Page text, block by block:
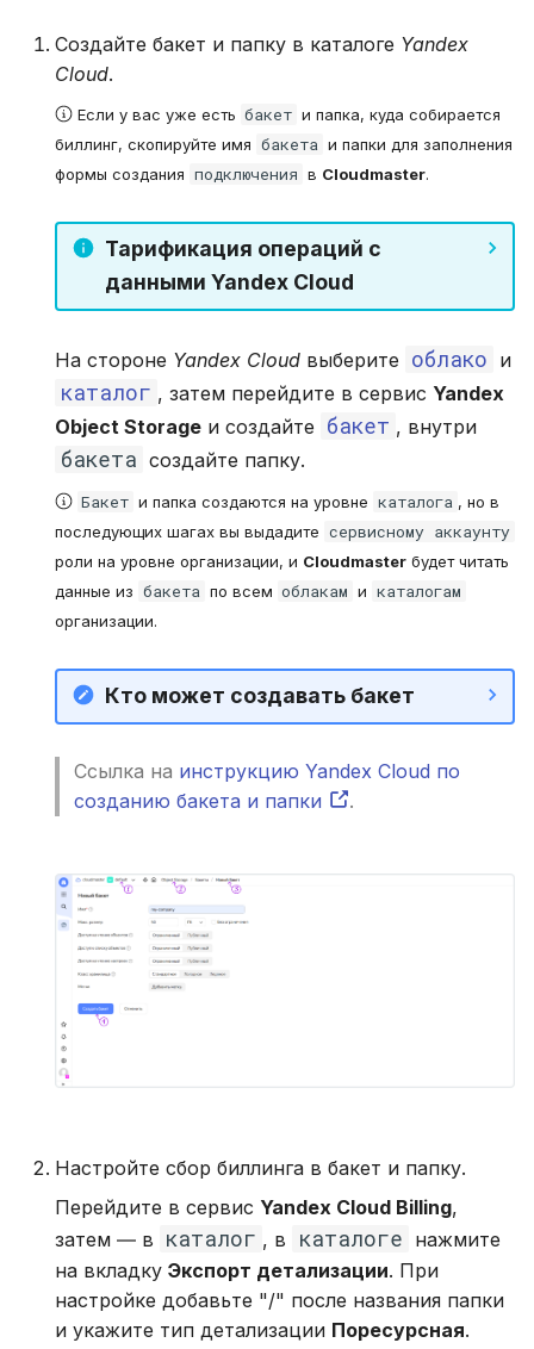
Создайте бакет и папку в каталоге Yandex
Cloud.
Если у вас уже есть бакет и папка, куда собирается
биллинг, скопируйте имя бакета и папки для заполнения
формы создания подключения в Cloudmaster.
Тарификация операций с
данными Yandex Cloud
На стороне Yandex Cloud выберите облако и
каталог , затем перейдите в сервис Yandex
Object Storage и создайте бакет , внутри
бакета создайте папку.
Бакет и папка создаются на уровне каталога , но в
последующих шагах вы выдадите сервисному аккаунту
роли на уровне организации, и Cloudmaster будет читать
данные из бакета по всем облакам и каталогам
организации.
Кто может создавать бакет
Ссылка на инструкцию Yandex Cloud по
созданию бакета и папки
.
Настройте сбор биллинга в бакет и папку.
Перейдите в сервис Yandex Cloud Billing,
затем ― в каталог , в каталоге нажмите
на вкладку Экспорт детализации. При
настройке добавьте "/" после названия папки
и укажите тип детализации Поресурсная.